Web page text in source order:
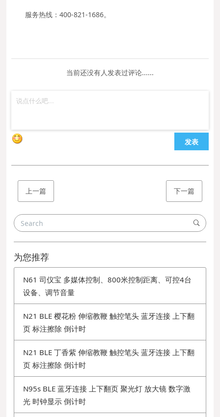
服务热线：400-821-1686。
当前还没有人发表过评论......
发表
上一篇 下一篇
为您推荐
N61 司仪宝 多媒体控制、800米控制距离、可控4台
设备、调节音量
N21 BLE 樱花粉 伸缩教鞭 触控笔头 蓝牙连接 上下翻
页 标注擦除 倒计时
N21 BLE 丁香紫 伸缩教鞭 触控笔头 蓝牙连接 上下翻
页 标注擦除 倒计时
N95s BLE 蓝牙连接 上下翻页 聚光灯 放大镜 数字激
光 时钟显示 倒计时